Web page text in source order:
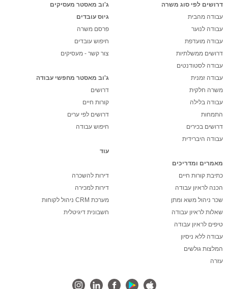
דרושים לפי סוג משרה
עבודה מהבית
עבודה לנוער
עבודה מועדפת
דרושים ממשלתיות
עבודה לסטודנטים
עבודה זמנית
משרה חלקית
עבודה בלילה
התמחות
דרושים בכירים
עבודה היברידית
מאמרים ומדריכים
כתיבת קורות חיים
הכנה לראיון עבודה
שכר ניהול משא ומתן
שאלות לראיון עבודה
טיפים לראיון עבודה
עבודה ללא ניסיון
המלצות גולשים
עזרה
ג'וב מאסטר מעסיקים
גיוס עובדים
פרסם משרה
חיפוש עובדים
צור קשר - מעסיקים
ג'וב מאסטר מחפשי עבודה
דרושים
קורות חיים
דרושים לפי ערים
חיפוש עבודה
עוד
דירות להשכרה
דירות למכירה
מערכת CRM ניהול לקוחות
חשבונית דיגיטלית